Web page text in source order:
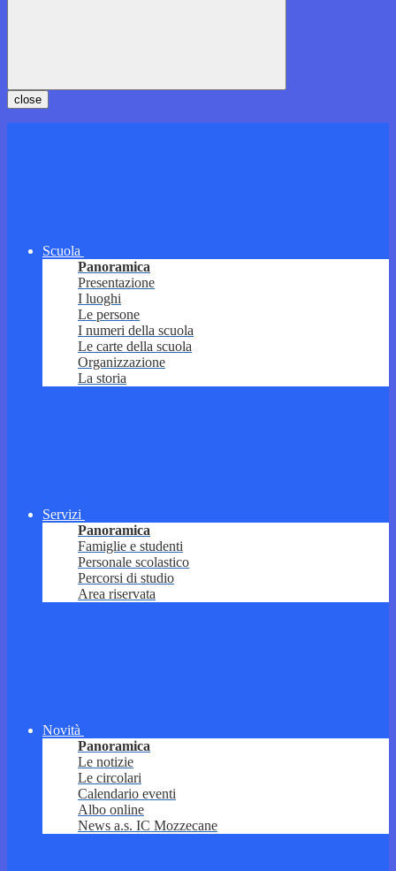
close
Scuola
Panoramica
Presentazione
I luoghi
Le persone
I numeri della scuola
Le carte della scuola
Organizzazione
La storia
Servizi
Panoramica
Famiglie e studenti
Personale scolastico
Percorsi di studio
Area riservata
Novità
Panoramica
Le notizie
Le circolari
Calendario eventi
Albo online
News a.s. IC Mozzecane